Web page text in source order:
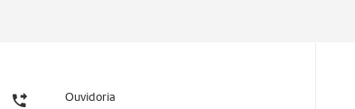
Ouvidoria